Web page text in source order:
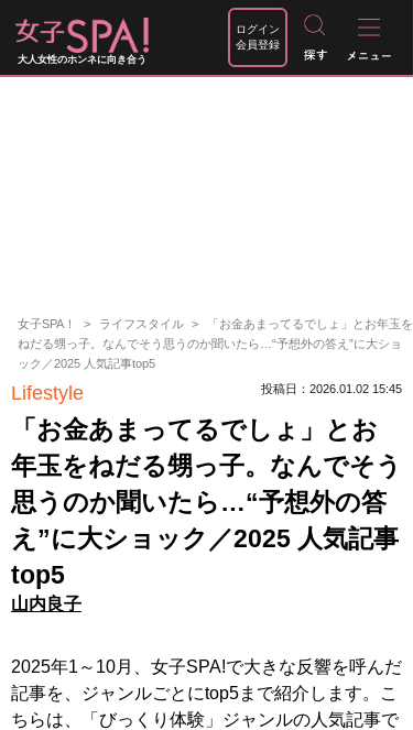
大人女性のホンネに向き合う
ログイン
会員登録
女子SPA！ ライフスタイル
「お金あまってるでしょ」とお年玉を
ねだる甥っ子。なんでそう思うのか聞いたら…“予想外の答え”に大ショ
ック／2025 人気記事top5
Lifestyle 投稿日：2026.01.02 15:45
「お金あまってるでしょ」とお
年玉をねだる甥っ子。なんでそう
思うのか聞いたら…“予想外の答
え”に大ショック／2025 人気記事
top5
山内良子
2025年1～10月、女子SPA!で大きな反響を呼んだ
記事を、ジャンルごとにtop5まで紹介します。こ
ちらは、「びっくり体験」ジャンルの人気記事で